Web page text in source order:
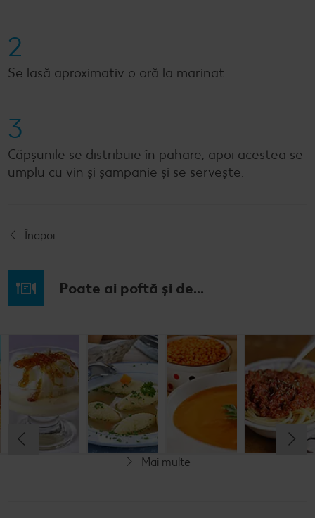
2
Se lasă aproximativ o oră la marinat.
3
Căpșunile se distribuie în pahare, apoi acestea se
umplu cu vin și șampanie și se servește.
Înapoi
Poate ai poftă și de...
Musaca de
cartofi cu
cașcaval
Cel mult 60 minute
Rafinat
Lapte de
pasăre
Cel mult 60 minute
Rafinat
Supă
tradițională
cu găluşte
Supă cremă de
linte
Cel mult 60 minute
Simplu
Mai multe